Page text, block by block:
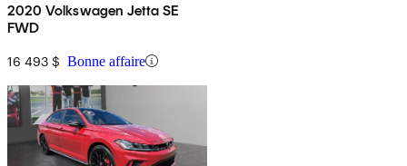
2020 Volkswagen Jetta SE
FWD
16 493 $ Bonne affaire